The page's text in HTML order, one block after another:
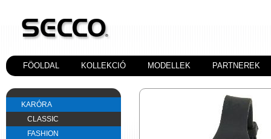
FÖOLDAL KOLLEKCIÓ MODELLEK PARTNEREK
KARÓRA
CLASSIC
FASHION